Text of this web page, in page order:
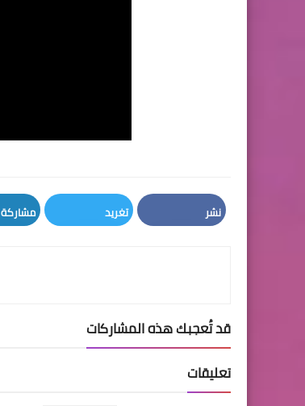
نشر تغريد مشاركة
قد تُعجبك هذه المشاركات
تعليقات